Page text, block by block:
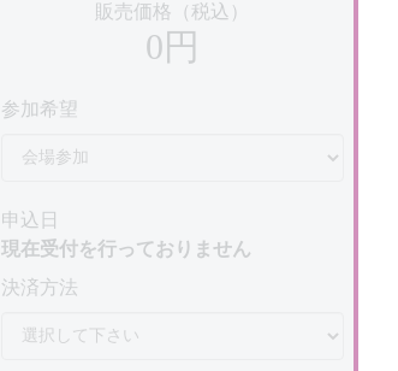
販売価格（税込）
0円
参加希望
申込日
現在受付を行っておりません
決済方法